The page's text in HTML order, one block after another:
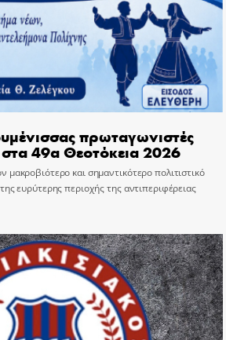
πρωταγωνιστές
49α Θεοτόκεια 2026
μακροβιότερο και σημαντικότερο πολιτιστικό
ευρύτερης περιοχής της αντιπεριφέρειας